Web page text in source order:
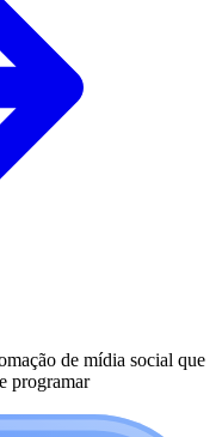
de mídia social que
programar